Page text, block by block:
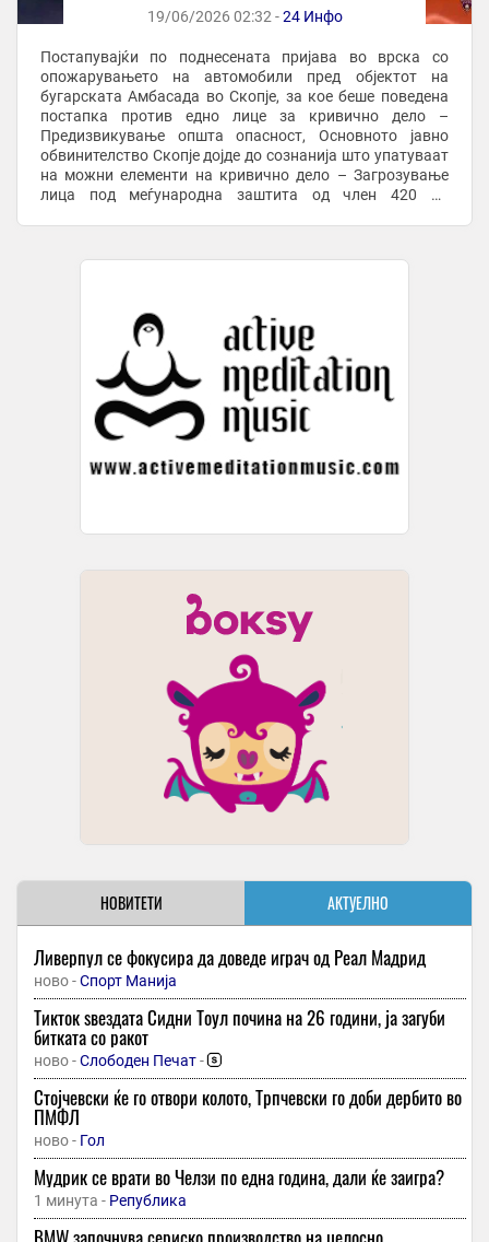
19/06/2026 02:32 -24 Инфо
Постапувајќи по поднесената пријава во врска со
опожарувањето на автомобили пред објектот на
бугарската Амбасада во Скопје, за кое беше поведена
постапка против едно лице за кривично дело –
Предизвикување општа опасност, Основното јавно
обвинителство Скопје дојде до сознанија што упатуваат
на можни елементи на кривично дело – Загрозување
лица под меѓународна заштита од член 420 од
НОВИТЕТИ АКТУЕЛНО
Ливерпул се фокусира да доведе играч од Реал Мадрид
ново -Спорт Манија
Тикток ѕвездата Сидни Тоул почина на 26 години, ја загуби
битката со ракот
ново -Слободен Печат-
Стојчевски ќе го отвори колото, Трпчевски го доби дербито во
ПМФЛ
ново - Гол
Мудрик се врати во Челзи по една година, дали ќе заигра?
1 минута - Република